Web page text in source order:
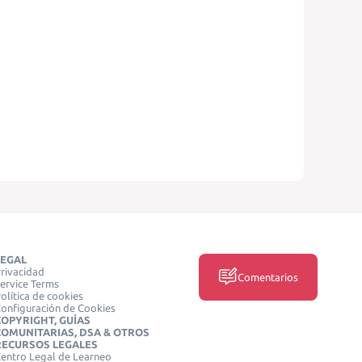
Terms
de cookies
de Cookies
GUÍAS
DSA & OTROS
LEGALES
Legal de Learneo
Comentarios